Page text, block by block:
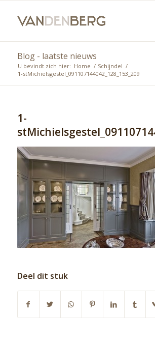
Blog - laatste nieuws
U bevindt zich hier: Home / Schijndel /
1-stMichielsgestel_091107144042_128_153_209
1-
Deel dit stuk